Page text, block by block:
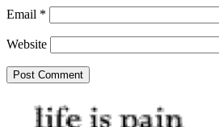
Email *
Website